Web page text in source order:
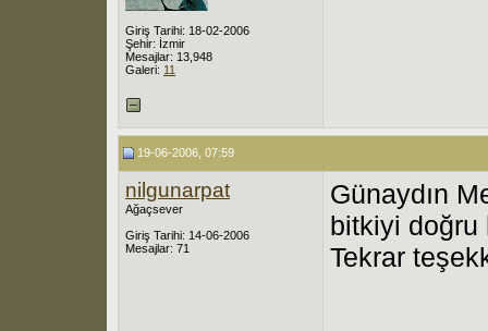
Giriş Tarihi: 18-02-2006
Şehir: İzmir
Mesajlar: 13,948
Galeri: 11
19-06-2006, 07:59
nilgunarpat
Ağaçsever
Giriş Tarihi: 14-06-2006
Mesajlar: 71
Günaydın
bitkiyi doğru
Tekrar